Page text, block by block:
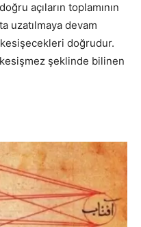
açıların toplamının
uzatılmaya devam
doğrudur.
şeklinde bilinen